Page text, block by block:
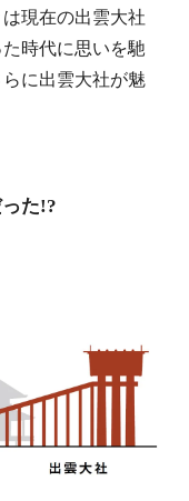
現在の出雲大社
時代に思いを馳
に出雲大社が魅
た!?